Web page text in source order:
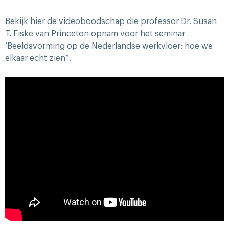
Bekijk hier de videoboodschap die professor Dr. Susan
T. Fiske van Princeton opnam voor het seminar
‘Beeldsvorming op de Nederlandse werkvloer: hoe we
elkaar echt zien”.